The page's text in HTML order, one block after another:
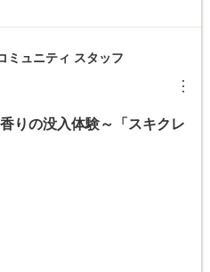
ュニティ スタッフ
︙
りの没入体験～「スキクレ